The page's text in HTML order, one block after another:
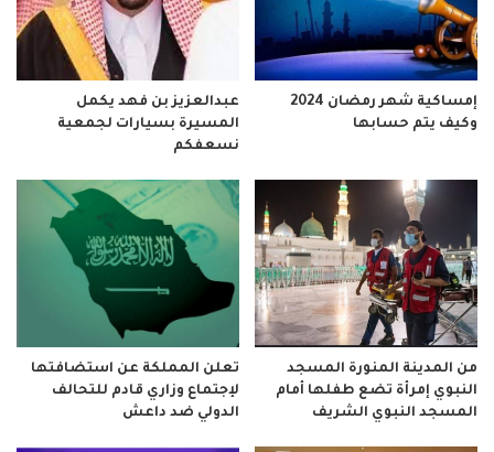
إمساكية شهر رمضان 2024
وكيف يتم حسابها
عبدالعزيز بن فهد يكمل
المسيرة بسيارات لجمعية
نسعفكم
من المدينة المنورة المسجد
النبوي إمرأة تضع طفلها أمام
المسجد النبوي الشريف
تعلن المملكة عن استضافتها
لإجتماع وزاري قادم للتحالف
الدولي ضد داعش